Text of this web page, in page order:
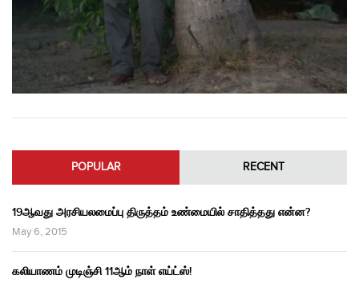
POPULAR RECENT
19ஆவது அரசியலமைப்பு திருத்தம் உண்மையில் சாதித்தது என்ன?
May 6, 2015
கலியாணம் முடிஞ்சி 11ஆம் நாள் எய்ட்ஸ்!